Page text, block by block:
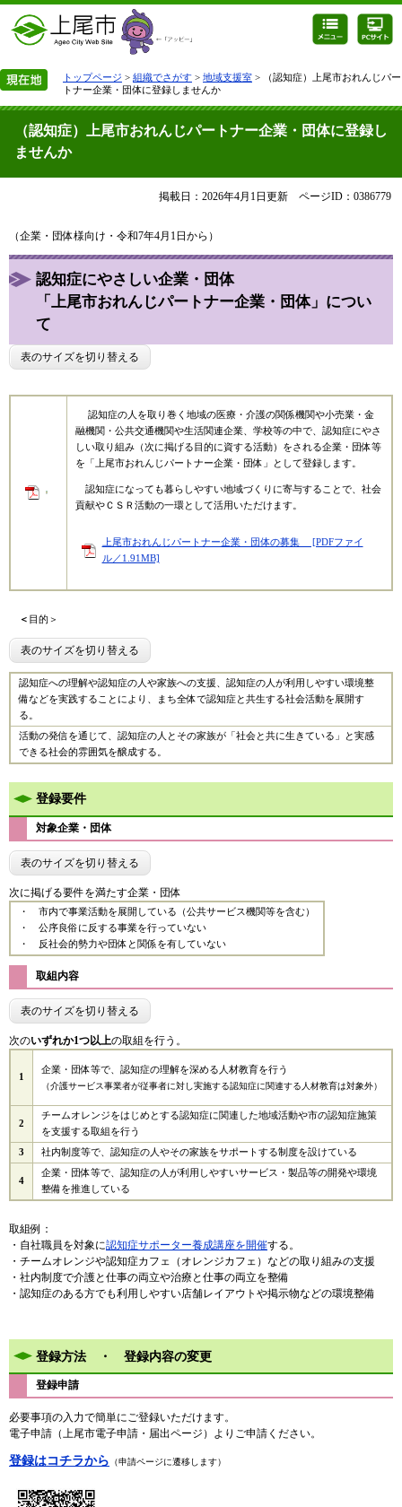
トップページ > 組織でさがす > 地域支援室 > （認知症）上尾市おれんじパー
トナー企業・団体に登録しませんか
（認知症）上尾市おれんじパートナー企業・団体に登録し
ませんか
掲載日：2026年4月1日更新 ページID：0386779
（企業・団体様向け・令和7年4月1日から）
認知症にやさしい企業・団体
「上尾市おれんじパートナー企業・団体」につい
て
表のサイズを切り替える
​認知症の人を取り巻く地域の医療・介護の関係機関や小売業・金
融機関・公共交通機関や生活関連企業、学校等の中で、認知症にやさ
しい取り組み（次に掲げる目的に資する活動）をされる企業・団体等
を「上尾市おれんじパートナー企業・団体」として登録します。
認知症になっても暮らしやすい地域づくりに寄与することで、社会
貢献やＣＳＲ活動の一環として活用いただけます。
上尾市おれんじパートナー企業・団体の募集 [PDFファイ
ル／1.91MB]
＜ 目的＞
表のサイズを切り替える
認知症への理解や認知症の人や家族への支援、認知症の人が利用しやすい環境整
備などを実践することにより、まち全体で認知症と共生する社会活動を展開す
る。
活動の発信を通じて、認知症の人とその家族が「社会と共に生きている」と実感
できる社会的雰囲気を醸成する。
登録要件
対象企業・団体
表のサイズを切り替える
次に掲げる要件を満たす企業・団体
​・ 市内で事業活動を展開している（公共サービス機関等を含む）
・ 公序良俗に反する事業を行っていない
・ 反社会的勢力や団体と関係を有していない
取組内容
表のサイズを切り替える
次のいずれか1つ以上の取組を行う。
1
企業・団体等で、認知症の理解を深める人材教育を行う
（介護サービス事業者が従事者に対し実施する認知症に関連する人材教育は対象外）
2
チームオレンジをはじめとする認知症に関連した地域活動や市の認知症施策
を支援する取組を行う
3 社内制度等で、認知症の人やその家族をサポートする制度を設けている
4
企業・団体等で、認知症の人が利用しやすいサービス・製品等の開発や環境
整備を推進している
取組例：
・自社職員を対象に認知症サポーター養成講座を開催する。
・チームオレンジや認知症カフェ（オレンジカフェ）などの取り組みの支援
・社内制度で介護と仕事の両立や治療と仕事の両立を整備
・認知症のある方でも利用しやすい店舗レイアウトや掲示物などの環境整備
登録方法 ・ 登録内容の変更
登録申請
必要事項の入力で簡単にご登録いただけます。
電子申請（上尾市電子申請・届出ページ）よりご申請ください。
登録はコチラから （申請ページに遷移します）